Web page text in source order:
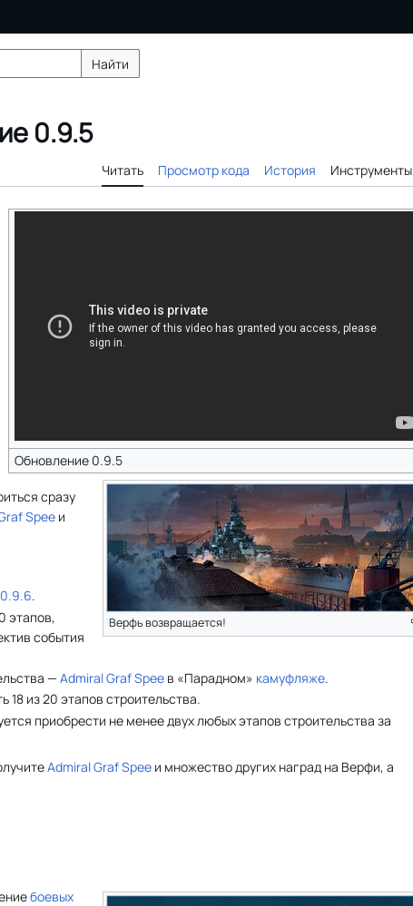
Найти
0.9.5
Читать Просмотр кода История Инструменты
Обновление 0.9.5
Верфь возвращается!
сразу
Spee и
0.9.6.
этапов,
события
—Admiral Graf Spee в «Парадном» камуфляже.
из 20 этапов строительства.
приобрести не менее двух любых этапов строительства за
Admiral Graf Spee и множество других наград на Верфи, а
боевых